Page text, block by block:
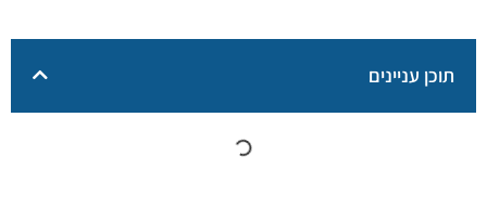
תוכן עניינים